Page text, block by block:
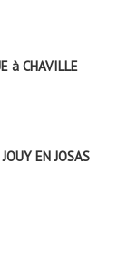
à CHAVILLE
EN JOSAS